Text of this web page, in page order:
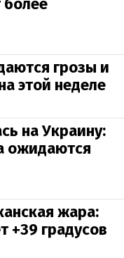
грозы и
этой неделе
на Украину:
ожидаются
жара:
+39 градусов